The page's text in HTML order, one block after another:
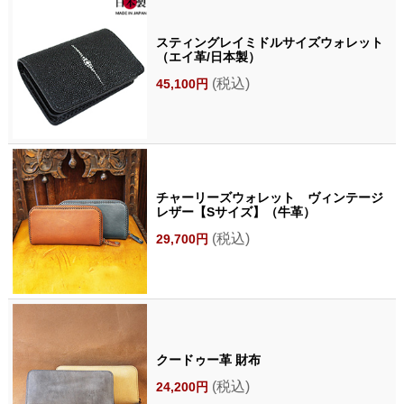
スティングレイミドルサイズウォレット
（エイ革/日本製）
45,100円 (税込)
チャーリーズウォレット ヴィンテージ
レザー【Sサイズ】（牛革）
29,700円 (税込)
クードゥー革 財布
24,200円 (税込)